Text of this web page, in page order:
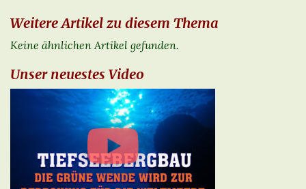
Weitere Artikel zu diesem Thema
Keine ähnlichen Artikel gefunden.
Unser neuestes Video